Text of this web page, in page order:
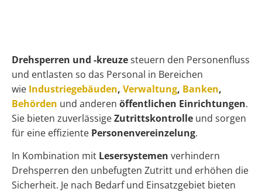
Drehsperren und -kreuzesteuern den Personenfluss
und entlasten so das Personal in Bereichen
wie Industriegebäuden, Verwaltung, Banken,
Behörden und anderen öffentlichen Einrichtungen.
Sie bieten zuverlässigeZutrittskontrolle und sorgen
für eine effiziente Personenvereinzelung.
In Kombination mit Lesersystemen verhindern
Drehsperren den unbefugten Zutritt und erhöhen die
Sicherheit. Je nach Bedarf und Einsatzgebiet bieten